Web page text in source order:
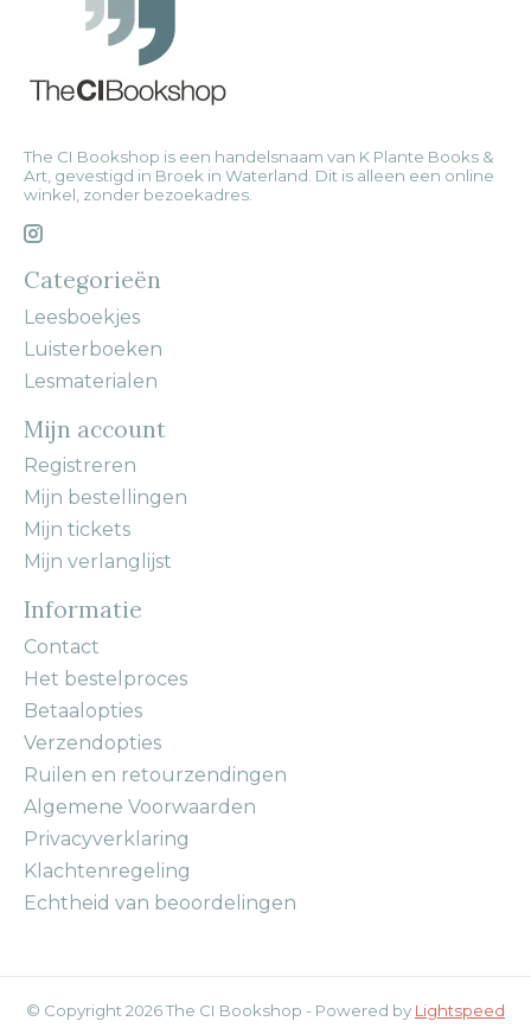
The CI Bookshop is een handelsnaam van K Plante Books &
Art, gevestigd in Broek in Waterland. Dit is alleen een online
winkel, zonder bezoekadres.
Categorieën
Leesboekjes
Luisterboeken
Lesmaterialen
Mijn account
Registreren
Mijn bestellingen
Mijn tickets
Mijn verlanglijst
Informatie
Contact
Het bestelproces
Betaalopties
Verzendopties
Ruilen en retourzendingen
Algemene Voorwaarden
Privacyverklaring
Klachtenregeling
Echtheid van beoordelingen
© Copyright 2026 The CI Bookshop - Powered by Lightspeed